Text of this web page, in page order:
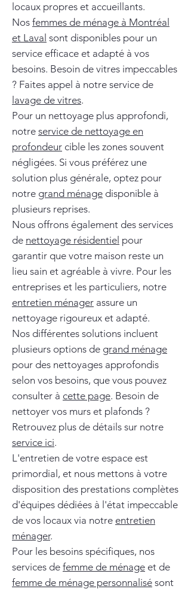
locaux propres et accueillants.
Nos femmes de ménage à Montréal
et Laval sont disponibles pour un
service efficace et adapté à vos
besoins. Besoin de vitres impeccables
? Faites appel à notre service de
lavage de vitres.
Pour un nettoyage plus approfondi,
notre service de nettoyage en
profondeur cible les zones souvent
négligées. Si vous préférez une
solution plus générale, optez pour
notre grand ménage disponible à
plusieurs reprises.
Nous offrons également des services
de nettoyage résidentiel pour
garantir que votre maison reste un
lieu sain et agréable à vivre. Pour les
entreprises et les particuliers, notre
entretien ménager assure un
nettoyage rigoureux et adapté.
Nos différentes solutions incluent
plusieurs options de grand ménage
pour des nettoyages approfondis
selon vos besoins, que vous pouvez
consulter à cette page. Besoin de
nettoyer vos murs et plafonds ?
Retrouvez plus de détails sur notre
service ici.
L'entretien de votre espace est
primordial, et nous mettons à votre
disposition des prestations complètes
d'équipes dédiées à l'état impeccable
de vos locaux via notre entretien
ménager.
Pour les besoins spécifiques, nos
services de femme de ménage et de
femme de ménage personnalisé sont